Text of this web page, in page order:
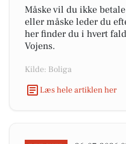
Måske vil du ikke
eller måske leder du
her finder du i hvert
Vojens.
Kilde: Boliga
Læs hele artiklen her